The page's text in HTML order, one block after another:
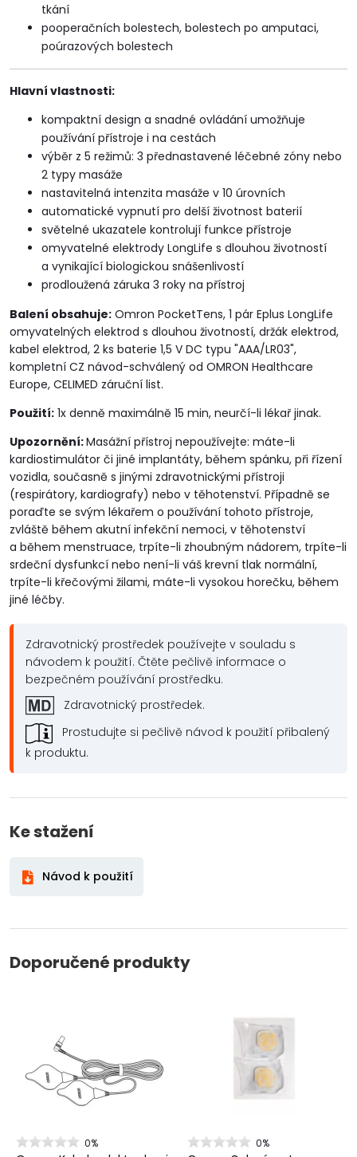
tkání
pooperačních bolestech, bolestech po amputaci,
poúrazových bolestech
Hlavní vlastnosti:
kompaktní design a snadné ovládání umožňuje
používání přístroje i na cestách
výběr z 5 režimů: 3 přednastavené léčebné zóny nebo
2 typy masáže
nastavitelná intenzita masáže v 10 úrovních
automatické vypnutí pro delší životnost baterií
světelné ukazatele kontrolují funkce přístroje
omyvatelné elektrody LongLife s dlouhou životností
a vynikající biologickou snášenlivostí
prodloužená záruka 3 roky na přístroj
Balení obsahuje: Omron PocketTens, 1 pár Eplus LongLife
omyvatelných elektrod s dlouhou životností, držák elektrod,
kabel elektrod, 2 ks baterie 1,5 V DC typu "AAA/LR03",
kompletní CZ návod-schválený od OMRON Healthcare
Europe, CELIMED záruční list.
Použití: 1x denně maximálně 15 min, neurčí-li lékař jinak.
Upozornění:Masážní přístroj nepoužívejte: máte-li
kardiostimulátor či jiné implantáty, během spánku, při řízení
vozidla, současně s jinými zdravotnickými přístroji
(respirátory, kardiografy) nebo v těhotenství. Případně se
poraďte se svým lékařem o používání tohoto přístroje,
zvláště během akutní infekční nemoci, v těhotenství
a během menstruace, trpíte-li zhoubným nádorem, trpíte-li
srdeční dysfunkcí nebo není-li váš krevní tlak normální,
trpíte-li křečovými žilami, máte-li vysokou horečku, během
jiné léčby.
Zdravotnický prostředek používejte v souladu s
návodem k použití. Čtěte pečlivě informace o
bezpečném používání prostředku.
Zdravotnický prostředek.
Prostudujte si pečlivě návod k použití přibalený
k produktu.
Ke stažení
Návod k použití
Doporučené produkty
0% 0%